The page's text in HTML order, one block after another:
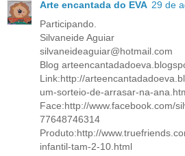
Arte encantada do EVA 29 de
Participando.
Silvaneide Aguiar
silvaneideaguiar@hotmail.com
Blog
Link:http://
um-sorteio-de-arrasar-na-
Face:http://www.facebook.com/
77648746314
Produto:http://
infantil-tam-2-10.html